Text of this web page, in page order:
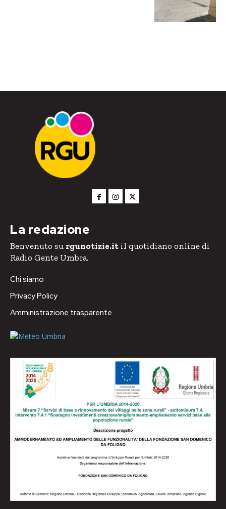
RGU Notizie
La redazione
Benvenuto su rgunotizie.it il quotidiano online di
Radio Gente Umbra.
Chi siamo
Privacy Policy
Amministrazione trasparente